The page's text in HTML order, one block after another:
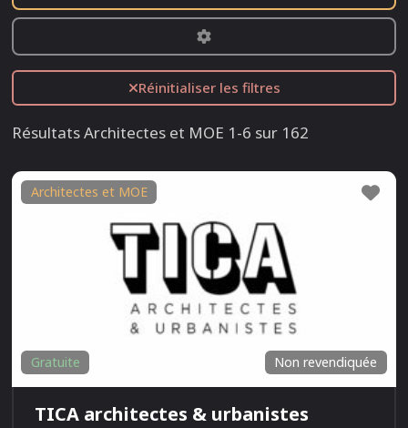
Advanced Filters
Réinitialiser les filtres
Résultats Architectes et MOE 1-6 sur 162
Architectes et MOE
Non revendiquée
Gratuite
TICA architectes & urbanistes